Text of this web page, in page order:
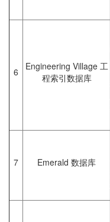
6
Engineering Village 工
程索引数据库
7 Emerald 数据库